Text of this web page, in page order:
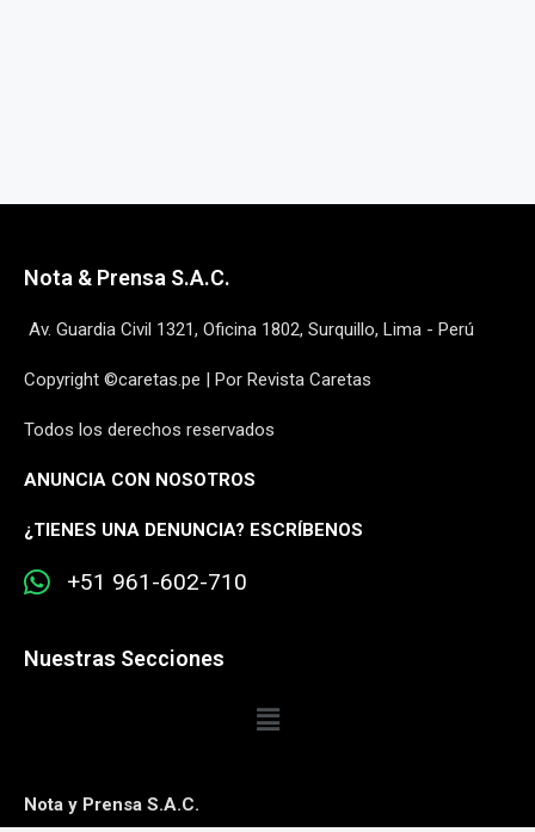
Nota & Prensa S.A.C.
Av. Guardia Civil 1321, Oficina 1802, Surquillo, Lima - Perú
Copyright ©caretas.pe | Por Revista Caretas
Todos los derechos reservados
ANUNCIA CON NOSOTROS
¿TIENES UNA DENUNCIA? ESCRÍBENOS
+51 961-602-710
Nuestras Secciones
Nota y Prensa S.A.C.